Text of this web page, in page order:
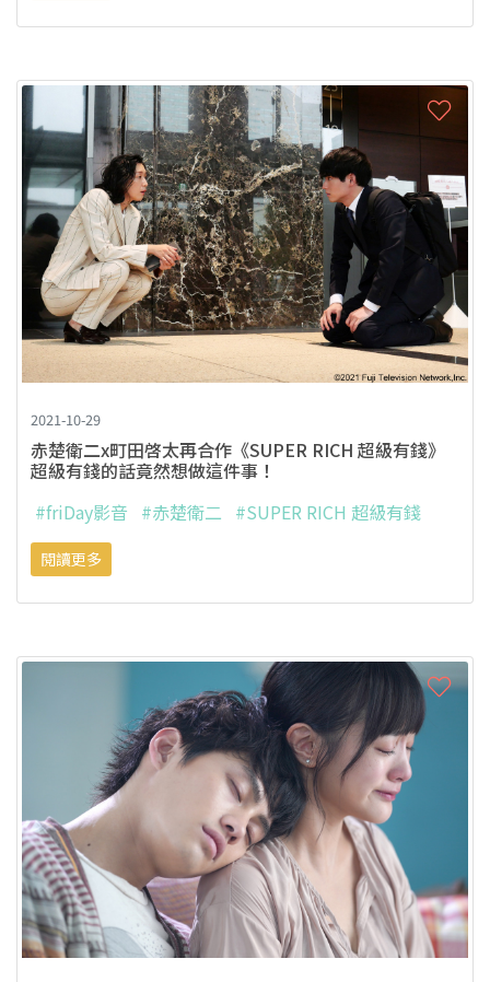
2021-10-29
赤楚衛二x町田啓太再合作《SUPER RICH 超級有錢》
超級有錢的話竟然想做這件事！
#friDay影音 #赤楚衛二 #SUPER RICH 超級有錢
閱讀更多